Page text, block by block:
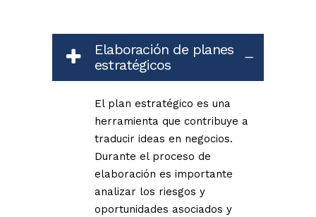
Elaboración de planes
estratégicos
El plan estratégico es una
herramienta que contribuye a
traducir ideas en negocios.
Durante el proceso de
elaboración es importante
analizar los riesgos y
oportunidades asociados y